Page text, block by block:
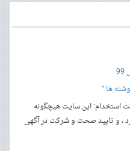
ها "
استخدام: این سایت هیچگونه
، و تایید صحت و شرکت در آگهی